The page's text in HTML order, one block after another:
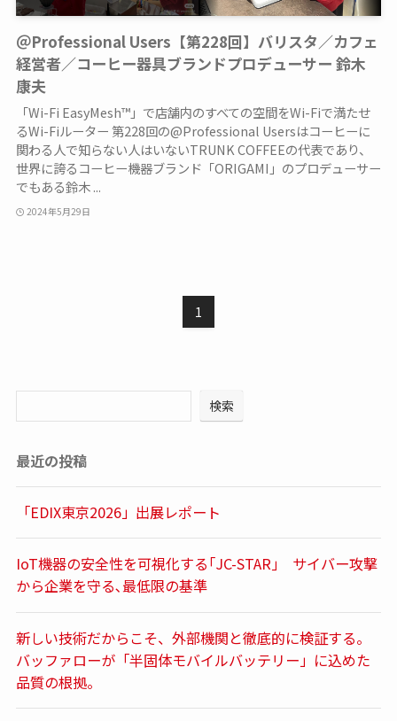
＠Professional Users【第228回】バリスタ／カフェ
経営者／コーヒー器具ブランドプロデューサー 鈴木
康夫
「Wi-Fi EasyMesh™」で店舗内のすべての空間をWi-Fiで満たせ
るWi-Fiルーター 第228回の@Professional Usersはコーヒーに
関わる人で知らない人はいないTRUNK COFFEEの代表であり、
世界に誇るコーヒー機器ブランド「ORIGAMI」のプロデューサー
でもある鈴木 ...
2024年5月29日
1
検索
最近の投稿
「EDIX東京2026」出展レポート
IoT機器の安全性を可視化する｢JC-STAR｣ サイバー攻撃
から企業を守る､最低限の基準
新しい技術だからこそ、外部機関と徹底的に検証する。
バッファローが「半固体モバイルバッテリー」に込めた
品質の根拠。